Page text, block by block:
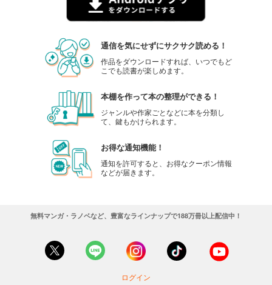
通信を気にせずにサクサク読める！
作品をダウンロードすれば、いつでもど
こでも読書が楽しめます。
本棚を作って本の整理ができる！
ジャンルや作家ごとなどに本を分類し
て、鍵もかけられます。
お得な通知機能！
通知を許可すると、お得なクーポン情報
などが届きます。
無料マンガ・ラノベなど、豊富なラインナップで188万冊以上配信中！
ログイン